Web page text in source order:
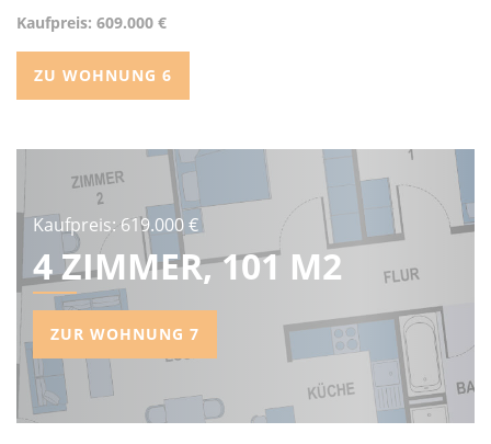
Kaufpreis: 609.000 €
ZU WOHNUNG 6
Kaufpreis: 619.000 €
4 ZIMMER, 101 M2
ZUR WOHNUNG 7